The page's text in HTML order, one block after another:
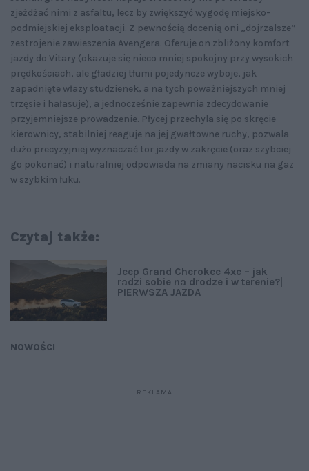
zjeżdżać nimi z asfaltu, lecz by zwiększyć wygodę miejsko-
podmiejskiej eksploatacji. Z pewnością docenią oni „dojrzalsze”
zestrojenie zawieszenia Avengera. Oferuje on zbliżony komfort
jazdy do Vitary (okazuje się nieco mniej spokojny przy wysokich
prędkościach, ale gładziej tłumi pojedyncze wyboje, jak
zapadnięte włazy studzienek, a na tych poważniejszych mniej
trzęsie i hałasuje), a jednocześnie zapewnia zdecydowanie
przyjemniejsze prowadzenie. Płycej przechyla się po skręcie
kierownicy, stabilniej reaguje na jej gwałtowne ruchy, pozwala
dużo precyzyjniej wyznaczać tor jazdy w zakręcie (oraz szybciej
go pokonać) i naturalniej odpowiada na zmiany nacisku na gaz
w szybkim łuku.
Czytaj także:
NOWOŚCI
Jeep Grand Cherokee 4xe – jak
radzi sobie na drodze i w terenie?|
PIERWSZA JAZDA